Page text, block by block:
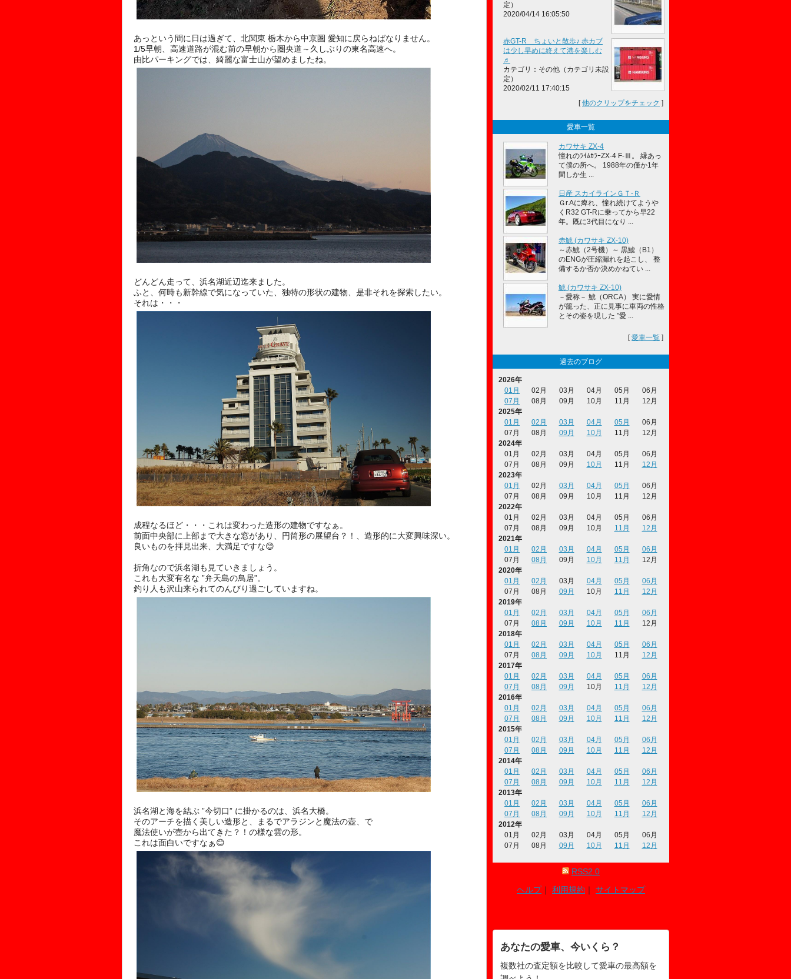
あっという間に日は過ぎて、北関東 栃木から中京圏 愛知に戻らねばなりません。
1/5早朝、高速道路が混む前の早朝から圏央道～久しぶりの東名高速へ。
由比パーキングでは、綺麗な富士山が望めましたね。
どんどん走って、浜名湖近辺迄来ました。
ふと、何時も新幹線で気になっていた、独特の形状の建物、是非それを探索したい。
それは・・・
成程なるほど・・・これは変わった造形の建物ですなぁ。
前面中央部に上部まで大きな窓があり、円筒形の展望台？！、造形的に大変興味深い。
良いものを拝見出来、大満足ですな😊
折角なので浜名湖も見ていきましょう。
これも大変有名な ”弁天島の鳥居”。
釣り人も沢山来られてのんびり過ごしていますね。
浜名湖と海を結ぶ ”今切口” に掛かるのは、浜名大橋。
そのアーチを描く美しい造形と、まるでアラジンと魔法の壺、で
魔法使いが壺から出てきた？！の様な雲の形。
これは面白いですなぁ😊
定）
2020/04/14 16:05:50
赤GT-R ちょいと散歩♪ 赤カブ
は少し早めに終えて港を楽しむ
♬
カテゴリ：その他（カテゴリ未設
定）
2020/02/11 17:40:15
[他のクリップをチェック ]
愛車一覧
カワサキ ZX-4
憧れのﾗｲﾑｶﾗｰZX-4 F-Ⅲ。 縁あっ
て僕の所へ。 1988年の僅か1年
間しか生 ...
日産 スカイラインＧＴ‐Ｒ
Ｇr.Aに痺れ、憧れ続けてようや
くR32 GT-Rに乗ってから早22
年。既に3代目になり ...
赤鯱 (カワサキ ZX-10)
～赤鯱（2号機）～ 黒鯱（B1）
のENGが圧縮漏れを起こし、 整
備するか否か決めかねてい ...
鯱 (カワサキ ZX-10)
－愛称－ 鯱（ORCA） 実に愛情
が籠った、正に見事に車両の性格
とその姿を現した ”愛 ...
[愛車一覧 ]
過去のブログ
2026年
01月
02月 03月 04月 05月
06月
07月
08月 09月 10月 11月
12月
2025年
01月
02月 03月 04月 05月
06月
07月
08月 09月 10月 11月
12月
2024年
01月
02月 03月 04月 05月
06月
07月
08月 09月 10月 11月
12月
2023年
01月
02月 03月 04月 05月
06月
07月
08月 09月 10月 11月
12月
2022年
01月
02月 03月 04月 05月
06月
07月
08月 09月 10月 11月
12月
2021年
01月
02月 03月 04月 05月
06月
07月
08月 09月 10月 11月
12月
2020年
01月
02月 03月 04月 05月
06月
07月
08月 09月 10月 11月
12月
2019年
01月
02月 03月 04月 05月
06月
07月
08月 09月 10月 11月
12月
2018年
01月
02月 03月 04月 05月
06月
07月
08月 09月 10月 11月
12月
2017年
01月
02月 03月 04月 05月
06月
07月
08月 09月 10月 11月
12月
2016年
01月
02月 03月 04月 05月
06月
07月
08月 09月 10月 11月
12月
2015年
01月
02月 03月 04月 05月
06月
07月
08月 09月 10月 11月
12月
2014年
01月
02月 03月 04月 05月
06月
07月
08月 09月 10月 11月
12月
2013年
01月
02月 03月 04月 05月
06月
07月
08月 09月 10月 11月
12月
2012年
01月
02月 03月 04月 05月
06月
07月
08月 09月 10月 11月 12月
RSS2.0
ヘルプ｜ 利用規約 ｜ サイトマップ
あなたの愛車、今いくら？
複数社の査定額を比較して愛車の最高額を